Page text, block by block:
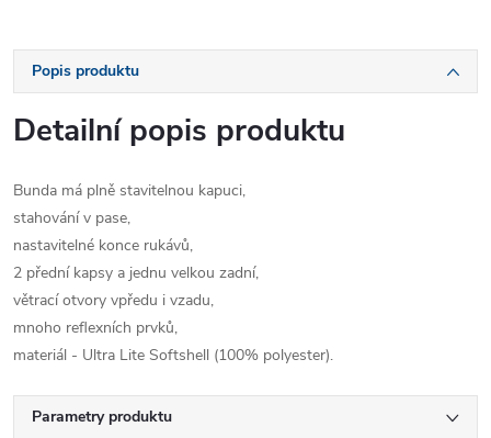
Popis produktu
Detailní popis produktu
Bunda má plně stavitelnou kapuci,
stahování v pase,
nastavitelné konce rukávů,
2 přední kapsy a jednu velkou zadní,
větrací otvory vpředu i vzadu,
mnoho reflexních prvků,
materiál - Ultra Lite Softshell (100% polyester).
Parametry produktu